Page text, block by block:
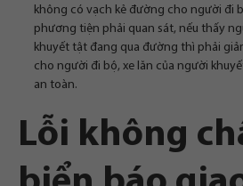
không có vạch kẻ đường cho người đi
phương tiện phải quan sát, nếu thấy
khuyết tật đang qua đường thì phải
cho người đi bộ, xe lăn của người
an toàn.
Lỗi không